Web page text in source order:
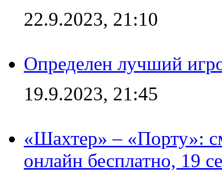
22.9.2023, 21:10
Определен лучший
19.9.2023, 21:45
«Шахтер» – «Порту»:
онлайн бесплатно, 19